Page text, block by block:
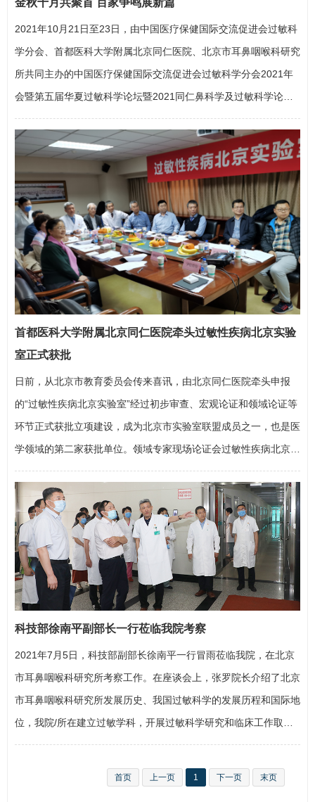
金秋十月共聚首 百家争鸣展新篇
2021年10月21日至23日，由中国医疗保健国际交流促进会过敏科
学分会、首都医科大学附属北京同仁医院、北京市耳鼻咽喉科研究
所共同主办的中国医疗保健国际交流促进会过敏科学分会2021年
会暨第五届华夏过敏科学论坛暨2021同仁鼻科学及过敏科学论坛
在北京召开。勇领潮头，肩负使命本次大会主席、中国医疗保健国
际交流促进会过敏科学分会主任委员、北京同仁医院院长张罗教授
在主题报告中提到，过敏性鼻炎是上呼吸道常见的慢性炎症，一
项…
首都医科大学附属北京同仁医院牵头过敏性疾病北京实验
室正式获批
日前，从北京市教育委员会传来喜讯，由北京同仁医院牵头申报
的“过敏性疾病北京实验室”经过初步审查、宏观论证和领域论证等
环节正式获批立项建设，成为北京市实验室联盟成员之一，也是医
学领域的第二家获批单位。领域专家现场论证会过敏性疾病北京实
验室依托首都医科大学，由首都医科大学附属北京同仁医院牵头，
联合首都医科大学附属北京世纪坛医院、清华大学医学院、中国科
学院动物研究所、生物芯片北京国家工程研究中心（暨博奥…
科技部徐南平副部长一行莅临我院考察
2021年7月5日，科技部副部长徐南平一行冒雨莅临我院，在北京
市耳鼻咽喉科研究所考察工作。在座谈会上， 张罗院长介绍了北京
市耳鼻咽喉科研究所发展历史、我国过敏科学的发展历程和国际地
位，我院/所在建立过敏学科，开展过敏科学研究和临床工作取得
的成绩，不断加强国内国际合作，共同推进中国过敏科学研究达到
国际前沿和“领跑”水平。徐南平副部长详细听取了汇报，就申请建
立国家临床研究中心等发展目标和规划做出了具体指示。
首页 上一页 1 下一页 末页